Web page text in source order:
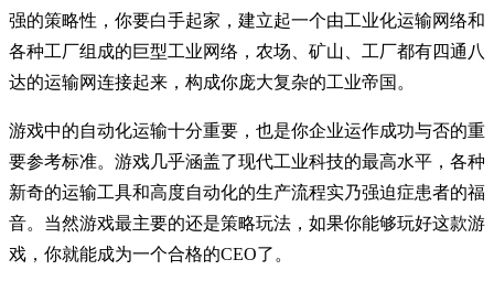
强的策略性，你要白手起家，建立起一个由工业化运输网络和
各种工厂组成的巨型工业网络，农场、矿山、工厂都有四通八
达的运输网连接起来，构成你庞大复杂的工业帝国。
游戏中的自动化运输十分重要，也是你企业运作成功与否的重
要参考标准。游戏几乎涵盖了现代工业科技的最高水平，各种
新奇的运输工具和高度自动化的生产流程实乃强迫症患者的福
音。当然游戏最主要的还是策略玩法，如果你能够玩好这款游
戏，你就能成为一个合格的CEO了。